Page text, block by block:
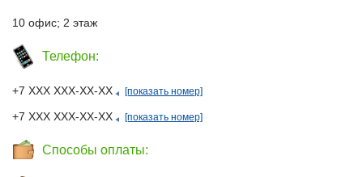
10 офис; 2 этаж
Телефон:
+7 ХХХ ХХХ-ХХ-ХХ [показать номер]
+7 ХХХ ХХХ-ХХ-ХХ [показать номер]
Способы оплаты: